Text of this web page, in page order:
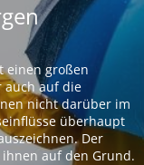
einen großen
auch auf die
nicht darüber im
überhaupt
Der
auf den Grund.